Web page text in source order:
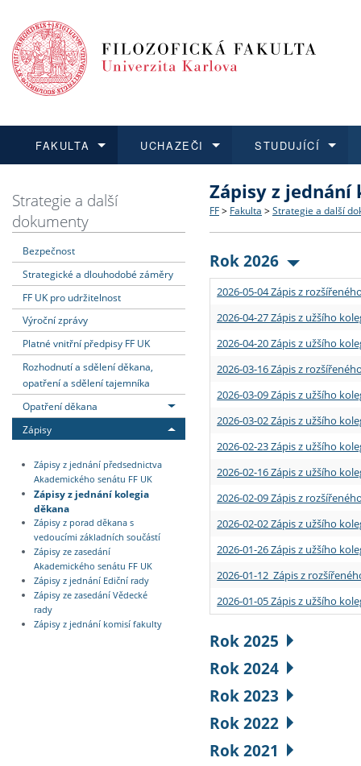
FAKULTA
Dozvědět se více
Struktura a historie
Strategie a další
Podpora a benefity pro
Absolventi fakulty
UCHAZEČI
Podat přihlášku
Co studovat a jak se
Učitelské studijní
Informace k průběhu
STUDUJÍCÍ
Dozvědět se více
Bakalářské a magisterské
Doktorské studium
Rigorózní řízení
Dozvědět se více
O vědě a výzkumu na FF
Akademické kvalifikace
Granty a projekty
Dozvědět se více
Aktuální nabídky a
Vyjíždějící studenti
Přijíždějící studenti
Vyjíždějící zaměstnanci
Strategie a další
dokumenty
Bezpečnost
Strategické a dlouhodobé záměry
FF UK pro udržitelnost
Výroční zprávy
Platné vnitřní předpisy FF UK
Rozhodnutí a sdělení děkana,
opatření a sdělení tajemníka
Opatření děkana
Zápisy
Zápisy z jednání předsednictva
Akademického senátu FF UK
Zápisy z jednání kolegia
děkana
Zápisy z porad děkana s
vedoucími základních součástí
Zápisy ze zasedání
Akademického senátu FF UK
Zápisy z jednání Ediční rady
Zápisy ze zasedání Vědecké
rady
Zápisy z jednání komisí fakulty
Zápisy z jednání
FF > Fakulta > Strategie a další
Rok 2026
2026-05-04 Zápis z
2026-04-27 Zápis z užšího
2026-04-20 Zápis z užšího
2026-03-16 Zápis z
2026-03-09 Zápis z užšího
2026-03-02 Zápis z užšího
2026-02-23 Zápis z užšího
2026-02-16 Zápis z užšího
2026-02-09 Zápis z
2026-02-02 Zápis z užšího
2026-01-26 Zápis z užšího
2026-01-12 Zápis z
2026-01-05 Zápis z užšího
Rok 2025
Rok 2024
Rok 2023
Rok 2022
Rok 2021